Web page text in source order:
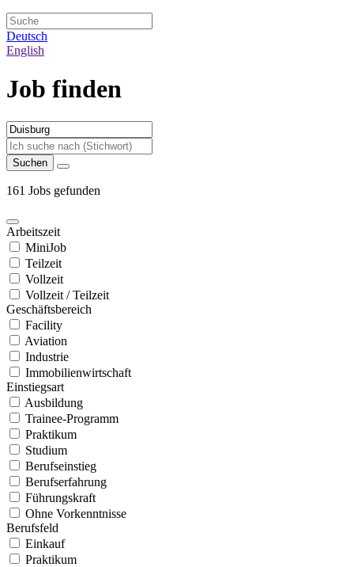
Deutsch
English
Job finden
Suchen
161 Jobs gefunden
Arbeitszeit
MiniJob
Teilzeit
Vollzeit
Vollzeit / Teilzeit
Geschäftsbereich
Facility
Aviation
Industrie
Immobilienwirtschaft
Einstiegsart
Ausbildung
Trainee-Programm
Praktikum
Studium
Berufseinstieg
Berufserfahrung
Führungskraft
Ohne Vorkenntnisse
Berufsfeld
Einkauf
Praktikum